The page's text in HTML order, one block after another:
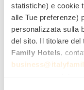
statistiche) e cookie
alle Tue preferenze)
personalizzata sulla
del sito. Il titolare del
Family Hotels ,